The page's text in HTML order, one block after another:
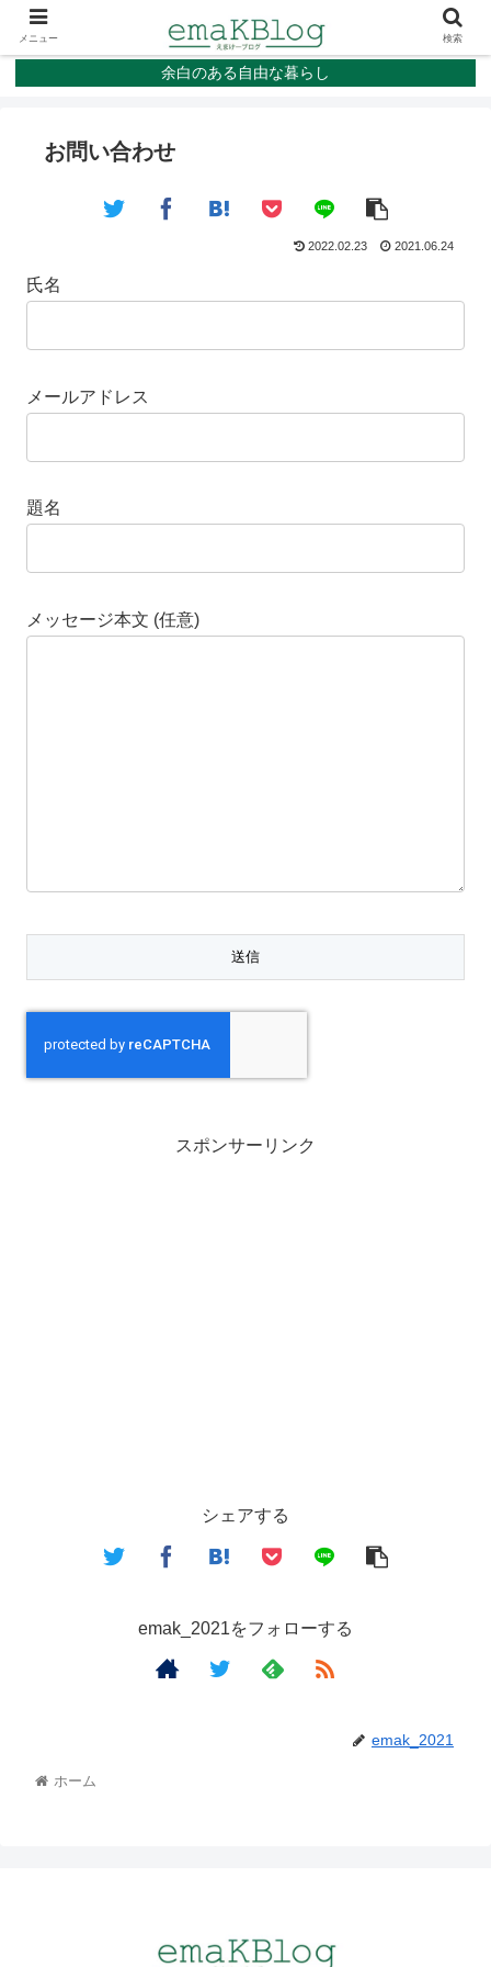
余白のある自由な暮らし
お問い合わせ
2022.02.23 2021.06.24
氏名
メールアドレス
題名
メッセージ本文 (任意)
スポンサーリンク
シェアする
emak_2021をフォローする
emak_2021
ホーム
メニュー 検索